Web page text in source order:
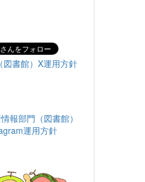
図書館）X運用方針
報部門（図書館）
運用方針